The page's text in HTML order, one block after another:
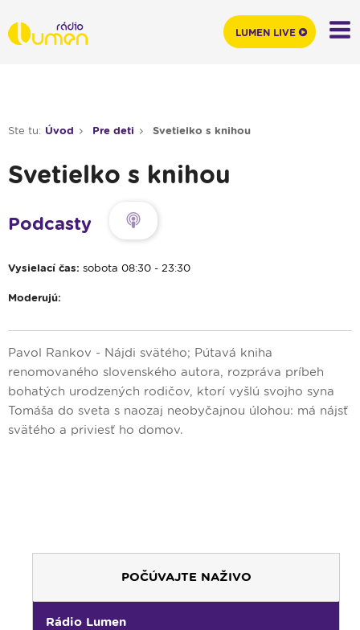
Ste tu: Úvod Pre deti Svetielko s knihou
Svetielko s knihou
Podcasty
Vysielací čas: sobota 08:30 - 23:30
Moderujú:
Pavol Rankov - Nájdi svätého; Pútavá kniha
renomovaného slovenského autora, rozpráva príbeh
bohatých urodzených rodičov, ktorí vyšlú svojho syna
Tomáša do sveta s naozaj neobyčajnou úlohou: má nájsť
svätého a priviesť ho domov.
POČÚVAJTE NAŽIVO
Rádio Lumen
LUMEN LIVE